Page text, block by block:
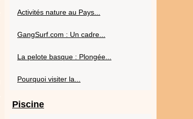
Activités nature au Pays...
GangSurf.com : Un cadre...
La pelote basque : Plongée...
Pourquoi visiter la...
Piscine